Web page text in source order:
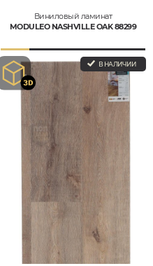
Виниловый ламинат
MODULEO NASHVILLE OAK 88299
В НАЛИЧИИ